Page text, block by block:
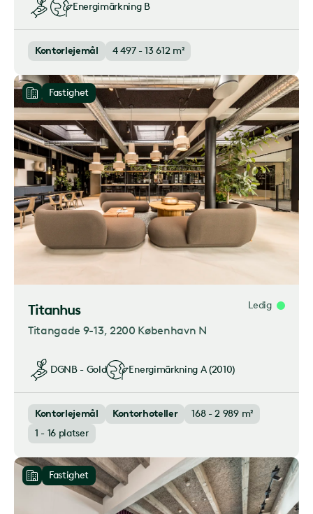
Energimärkning B
Kontorlejemål 4 497 - 13 612 m²
Fastighet
Titanhus Ledig
Titangade 9-13, 2200 København N
DGNB - Gold Energimärkning A (2010)
Kontorlejemål Kontorhoteller
168 - 2 989 m²
1 - 16 platser
Fastighet